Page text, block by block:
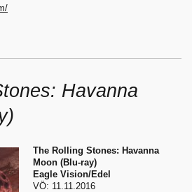
Havanna
The Rolling Stones: Havanna
Moon (Blu-ray)
Eagle Vision/Edel
VÖ: 11.11.2016